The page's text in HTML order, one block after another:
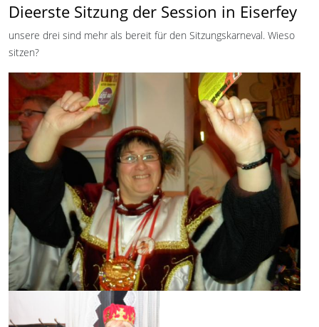
Dieerste Sitzung der Session in Eiserfey
unsere drei sind mehr als bereit für den Sitzungskarneval. Wieso
sitzen?